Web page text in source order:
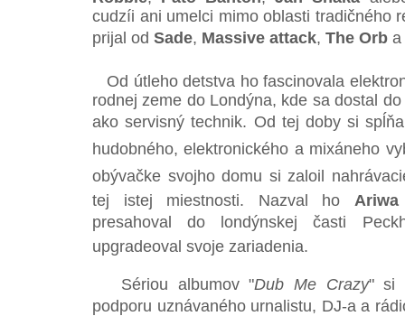
cudzíi ani umelci mimo oblasti tradičného
prijal od Sade, Massive attack, The Orb a
Od útleho detstva ho fascinovala
rodnej zeme do Londýna, kde sa dostal
ako servisný technik. Od tej doby si
hudobného, elektronického a mixáneho
obývačke svojho domu si zaloil
tej istej miestnosti. Nazval ho
presahoval do londýnskej časti
upgradeoval svoje zariadenia.
Sériou albumov "Dub Me Crazy" si
podporu uznávaného urnalistu, DJ-a a